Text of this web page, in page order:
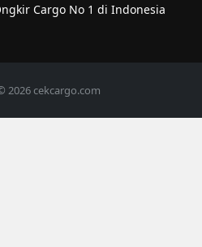
Cargo No 1 di Indonesia
2026 cekcargo.com